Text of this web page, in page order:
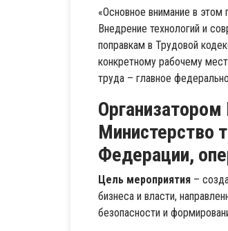
«Основное внимание в
Внедрение технологий и
поправкам в Трудовой
конкретному рабочему
труда – главное
Министерство
Федерации,
Цель мероприятия –
бизнеса и власти,
безопасности и